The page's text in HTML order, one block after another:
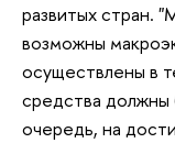
развитых стран.
возможны
осуществлены в
средства должны
очередь, на